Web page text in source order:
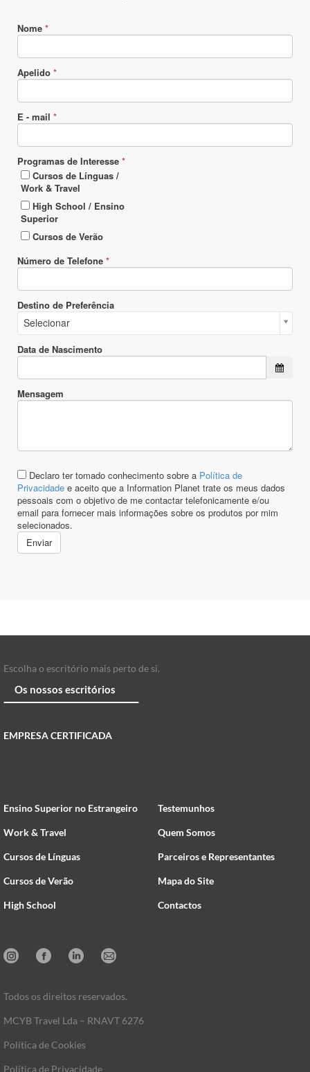
Escolha o escritório mais perto de si.
EMPRESA CERTIFICADA
Ensino Superior no Estrangeiro
Work & Travel
Cursos de Línguas
Cursos de Verão
High School
Testemunhos
Quem Somos
Parceiros e Representantes
Mapa do Site
Contactos
Todos os direitos reservados.
Política de Cookies
Política de Privacidade
InstagramFacebookLinkedinMail
MCYB Travel Lda – RNAVT 6276